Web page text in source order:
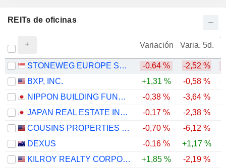
REITs de oficinas
Variación Varia. 5d.
STONEWEG EUROPE STAPLED TRUST -0,64 % -2,52 %
BXP, INC.
+1,31 % -0,58 %
NIPPON BUILDING FUND INC.
-0,38 % -3,64 %
JAPAN REAL ESTATE INVESTMENT CORPORATION
-0,17 % -2,38 %
COUSINS PROPERTIES INCORPORATED
-0,70 % -6,12 %
DEXUS
-0,16 % +1,17 %
KILROY REALTY CORPORATION
+1,85 % -2,19 %